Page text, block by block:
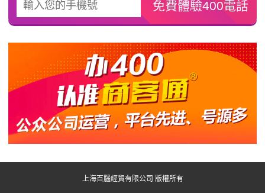
上海百腦經貿有限公司 版權所有